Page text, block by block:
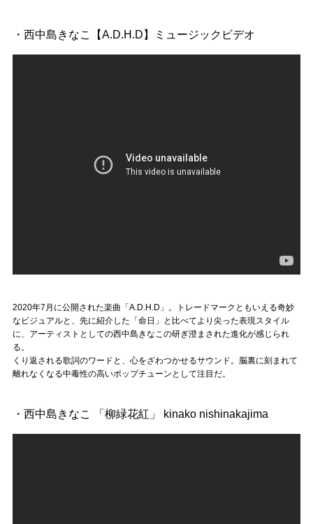
・西中島きなこ【A.D.H.D】ミュージックビデオ
2020年7月に公開された楽曲「A.D.H.D」。トレードマークともいえる奇妙
なビジュアルと、先に紹介した「命日」と比べてより尖った表現スタイル
に、アーティストとしての西中島きなこの研ぎ澄まされた進化が感じられ
る。
くり返される歌詞のワードと、心をざわつかせるサウンド。脳裏に刻まれて
離れなくなる中毒性の高いポップチューンとして注目だ。
・西中島きなこ 「柳緑花紅」 kinako nishinakajima